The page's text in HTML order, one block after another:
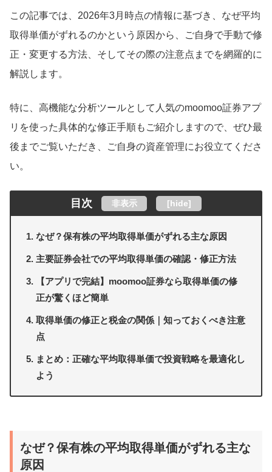
この記事では、2026年3月時点の情報に基づき、なぜ平均
取得単価がずれるのかという原因から、ご自身で手動で修
正・変更する方法、そしてその際の注意点までを網羅的に
解説します。
特に、高機能な分析ツールとして人気のmoomoo証券アプ
リを使った具体的な修正手順もご紹介しますので、ぜひ最
後までご覧いただき、ご自身の資産管理にお役立てくださ
い。
目次 非表示 [hide]
なぜ？保有株の平均取得単価がずれる主な原因
主要証券会社での平均取得単価の確認・修正方法
【アプリで完結】moomoo証券なら取得単価の修
正が驚くほど簡単
取得単価の修正と税金の関係｜知っておくべき注意
点
まとめ：正確な平均取得単価で投資戦略を最適化し
よう
なぜ？保有株の平均取得単価がずれる主な
原因